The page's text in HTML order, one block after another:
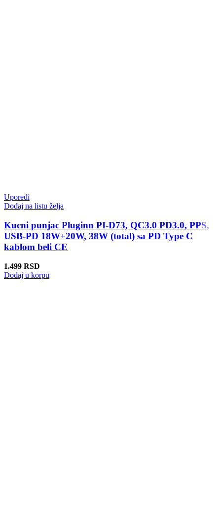
Uporedi
Dodaj na listu želja
Kucni punjac Pluginn PI-D73, QC3.0 PD3.0, PPS,
USB-PD 18W+20W, 38W (total) sa PD Type C
kablom beli CE
1.499 RSD
Dodaj u korpu